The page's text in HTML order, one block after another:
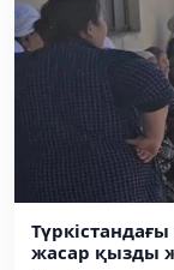
жасар қызды